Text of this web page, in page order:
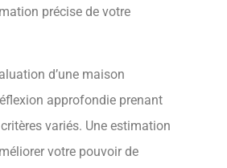
précise de votre
d’une maison
approfondie prenant
variés. Une estimation
votre pouvoir de